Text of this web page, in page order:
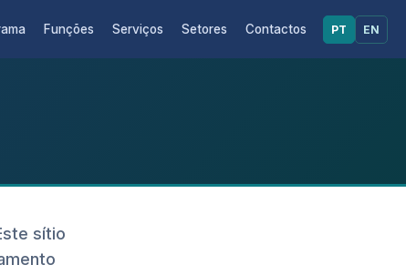
Funções Serviços Setores Contactos PT EN
sítio